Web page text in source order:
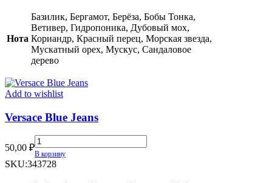
Нота
Базилик, Бергамот, Берёза, Бобы Тонка,
Ветивер, Гидропоника, Дубовый мох,
Кориандр, Красный перец, Морская звезда,
Мускатный орех, Мускус, Сандаловое
дерево
Add to wishlist
Versace Blue Jeans
50,00 ₽
Versace
Blue
Jeans
В корзину
SKU:343728